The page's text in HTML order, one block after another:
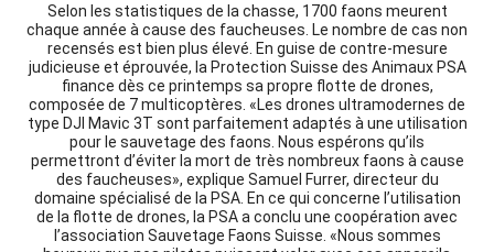
Selon les statistiques de la chasse, 1700 faons meurent
chaque année à cause des faucheuses. Le nombre de cas non
recensés est bien plus élevé. En guise de contre-mesure
judicieuse et éprouvée, la Protection Suisse des Animaux PSA
finance dès ce printemps sa propre flotte de drones,
composée de 7 multicoptères. «Les drones ultramodernes de
type DJI Mavic 3T sont parfaitement adaptés à une utilisation
pour le sauvetage des faons. Nous espérons qu’ils
permettront d’éviter la mort de très nombreux faons à cause
des faucheuses», explique Samuel Furrer, directeur du
domaine spécialisé de la PSA. En ce qui concerne l’utilisation
de la flotte de drones, la PSA a conclu une coopération avec
l’association Sauvetage Faons Suisse. «Nous sommes